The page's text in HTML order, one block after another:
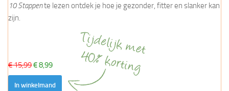
10 Stappente lezen ontdek je hoe je gezonder, fitter en slanker kan
zijn.
€ 15,99€ 8,99
In winkelmand